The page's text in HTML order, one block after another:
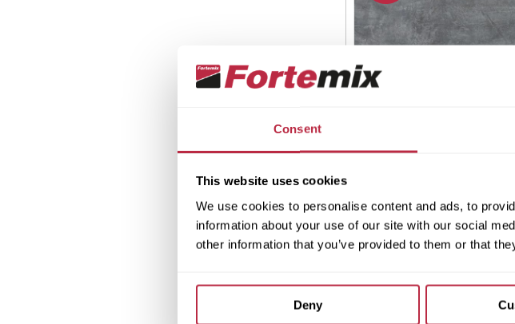
Consent
This website uses cookies
We use cookies to personalise content and ads, to
information about your use of our site with our social
other information that you’ve provided to them or that
Deny
Business - Forsen
Sky C019 - Graphite
784 Kč/ks bez DPH